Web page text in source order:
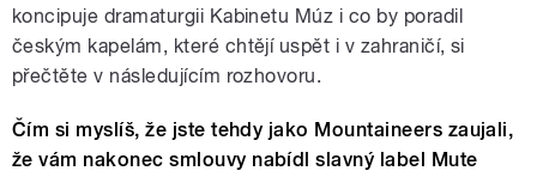
koncipuje dramaturgii Kabinetu Múz i co by poradil
českým kapelám, které chtějí uspět i v zahraničí, si
přečtěte v následujícím rozhovoru.
Čím si myslíš, že jste tehdy jako Mountaineers zaujali,
že vám nakonec smlouvy nabídl slavný label Mute